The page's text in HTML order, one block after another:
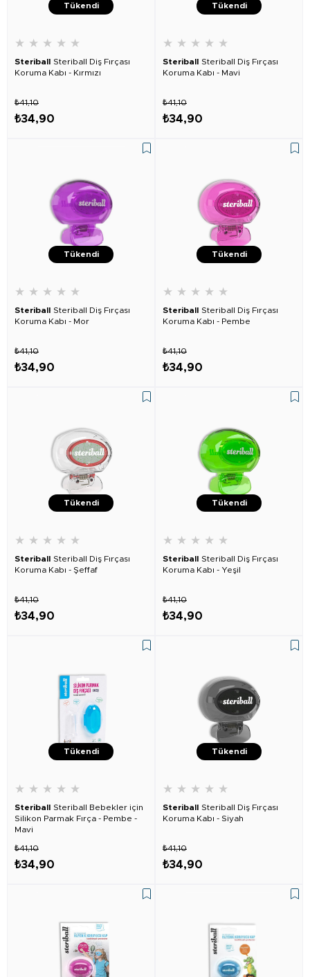
Tükendi
★ ★ ★ ★ ★
Steriball Steriball Diş Fırçası
Koruma Kabı - Kırmızı
₺34,90
₺41,10
Tükendi
★ ★ ★ ★ ★
Steriball Steriball Diş Fırçası
Koruma Kabı - Mavi
₺34,90
₺41,10
Tükendi
★ ★ ★ ★ ★
Steriball Steriball Diş Fırçası
Koruma Kabı - Mor
₺34,90
₺41,10
Tükendi
★ ★ ★ ★ ★
Steriball Steriball Diş Fırçası
Koruma Kabı - Pembe
₺34,90
₺41,10
Tükendi
★ ★ ★ ★ ★
Steriball Steriball Diş Fırçası
Koruma Kabı - Şeffaf
₺34,90
₺41,10
Tükendi
★ ★ ★ ★ ★
Steriball Steriball Diş Fırçası
Koruma Kabı - Yeşil
₺34,90
₺41,10
Tükendi
★ ★ ★ ★ ★
Steriball Steriball Bebekler için
Silikon Parmak Fırça - Pembe -
Mavi
₺34,90
₺41,10
Tükendi
★ ★ ★ ★ ★
Steriball Steriball Diş Fırçası
Koruma Kabı - Siyah
₺34,90
₺41,10